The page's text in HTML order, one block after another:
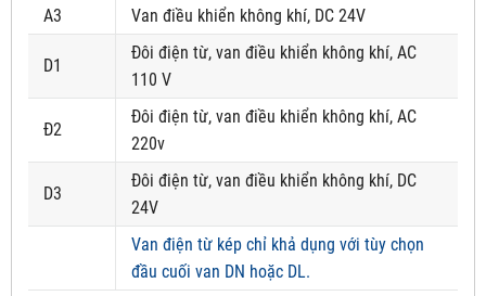
A3
Van điều khiển không khí, DC 24V
D1
Đôi điện từ, van điều khiển không khí, AC
110 V
Đ2
Đôi điện từ, van điều khiển không khí, AC
220v
D3
Đôi điện từ, van điều khiển không khí, DC
24V
Van điện từ kép chỉ khả dụng với tùy chọn
đầu cuối van DN hoặc DL.